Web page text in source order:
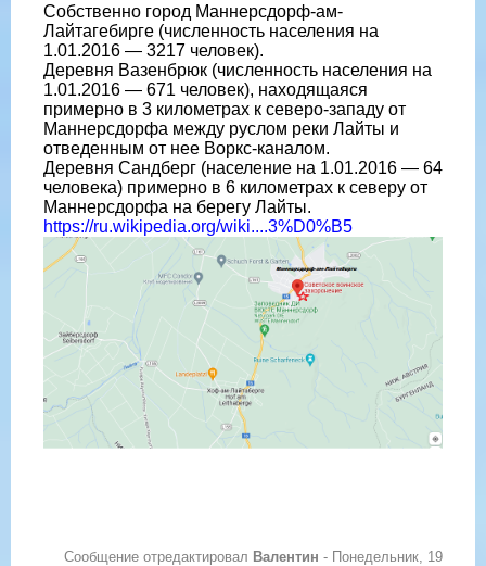
Собственно город Маннерсдорф-ам-
Лайтагебирге (численность населения на
1.01.2016 — 3217 человек).
Деревня Вазенбрюк (численность населения на
1.01.2016 — 671 человек), находящаяся
примерно в 3 километрах к северо-западу от
Маннерсдорфа между руслом реки Лайты и
отведенным от нее Воркс-каналом.
Деревня Сандберг (население на 1.01.2016 — 64
человека) примерно в 6 километрах к северу от
Маннерсдорфа на берегу Лайты.
https://ru.wikipedia.org/wiki....3%D0%B5
Сообщение отредактировал Валентин - Понедельник, 19